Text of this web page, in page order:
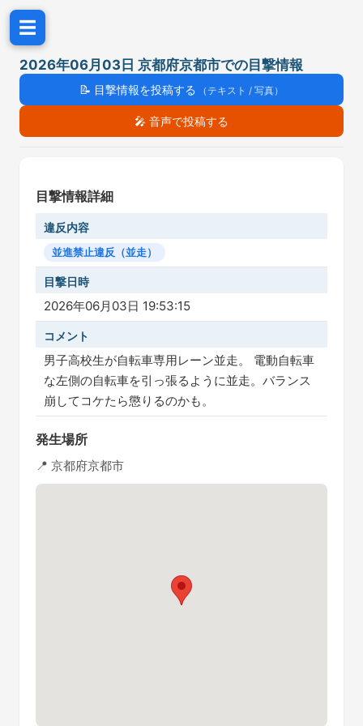
☰
2026年06月03日 京都府京都市での目撃情報
📝 目撃情報を投稿する （テキスト / 写真）
🎤 音声で投稿する
目撃情報詳細
違反内容
並進禁止違反（並走）
目撃日時
2026年06月03日 19:53:15
コメント
男子高校生が自転車専用レーン並走。 電動自転車
な左側の自転車を引っ張るように並走。バランス
崩してコケたら懲りるのかも。
発生場所
📍 京都府京都市